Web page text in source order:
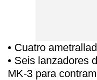
• Cuatro
• Seis lanzadores
MK-3 para